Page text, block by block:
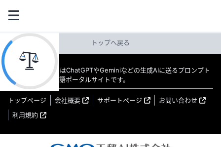
トップへ戻る
教えてAI byGMO はChatGPTやGeminiなどの生成AIに送るプロンプト
（指示文）の日本語ポータルサイトです。
トップページ 会社概要 サポートページ
お問い合わせ
利用規約